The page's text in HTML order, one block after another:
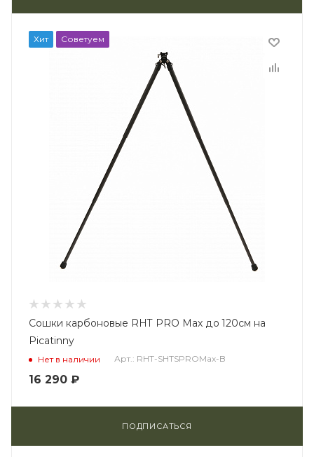
Хит Советуем
Сошки карбоновыe RHT PRO Max до 120см на
Picatinny
Нет в наличии Арт.: RHT-SHTSPROMax-B
16 290 ₽
ПОДПИСАТЬСЯ